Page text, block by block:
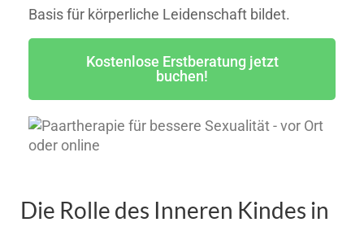
Basis für körperliche Leidenschaft bildet.
Kostenlose Erstberatung jetzt
buchen!
Die Rolle des Inneren Kindes in